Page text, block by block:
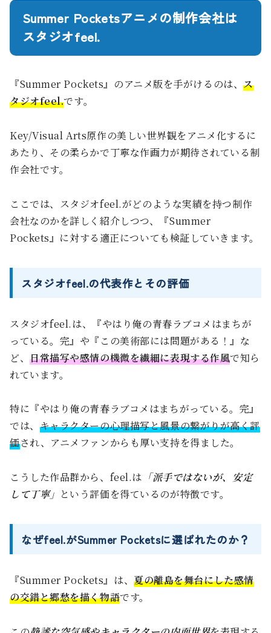
Summer Pocketsアニメの制作会社は
スタジオfeel.
『Summer Pockets』のアニメ版を手がけるのは、ス
タジオfeel.です。
Key/Visual Arts原作の美しい世界観をアニメ化するに
あたり、その柔らかで丁寧な作画力が期待されている制
作会社です。
ここでは、スタジオfeel.がどのような実績を持つ制作
会社なのかを詳しく紹介しつつ、『Summer
Pockets』に対する適正についても検証していきます。
スタジオfeel.の代表作とその評価
スタジオfeel.は、『やはり俺の青春ラブコメはまちが
っている。完』や『この美術部には問題がある！』な
ど、日常描写や感情の機微を繊細に表現する作風で知ら
れています。
特に『やはり俺の青春ラブコメはまちがっている。完』
では、 キャラクターの心理描写と風景の繋がりが高く評
価され、アニメファンからも厚い支持を得ました。
こうした作品群から、feel.は 「派手ではないが、安定
して丁寧」 という評価を得ているのが特徴です。
なぜfeel.がSummer Pocketsに選ばれたのか？
『Summer Pockets』は、夏の離島を舞台にした感情
の交錯と郷愁を描く物語です。